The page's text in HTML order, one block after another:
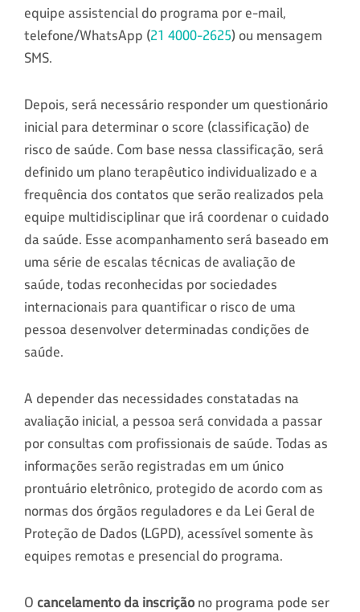
equipe assistencial do programa por e-mail,
telefone/WhatsApp (21 4000-2625) ou mensagem
SMS.
Depois, será necessário responder um questionário
inicial para determinar o score (classificação) de
risco de saúde. Com base nessa classificação, será
definido um plano terapêutico individualizado e a
frequência dos contatos que serão realizados pela
equipe multidisciplinar que irá coordenar o cuidado
da saúde. Esse acompanhamento será baseado em
uma série de escalas técnicas de avaliação de
saúde, todas reconhecidas por sociedades
internacionais para quantificar o risco de uma
pessoa desenvolver determinadas condições de
saúde.
A depender das necessidades constatadas na
avaliação inicial, a pessoa será convidada a passar
por consultas com profissionais de saúde. Todas as
informações serão registradas em um único
prontuário eletrônico, protegido de acordo com as
normas dos órgãos reguladores e da Lei Geral de
Proteção de Dados (LGPD), acessível somente às
equipes remotas e presencial do programa.
O cancelamento da inscrição no programa pode ser